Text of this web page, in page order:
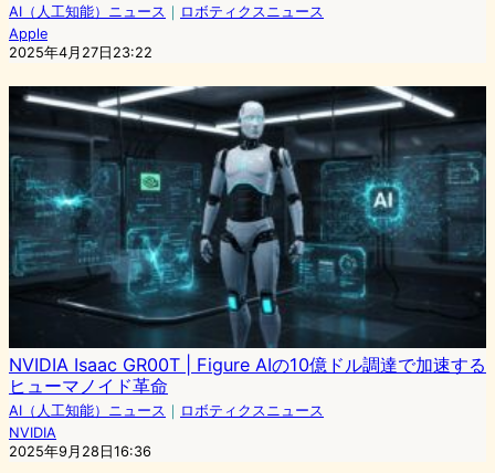
AI（人工知能）ニュース ｜ ロボティクスニュース
Apple
2025年4月27日23:22
NVIDIA Isaac GR00T | Figure AIの10億ドル調達で加速する
ヒューマノイド革命
AI（人工知能）ニュース ｜ ロボティクスニュース
NVIDIA
2025年9月28日16:36